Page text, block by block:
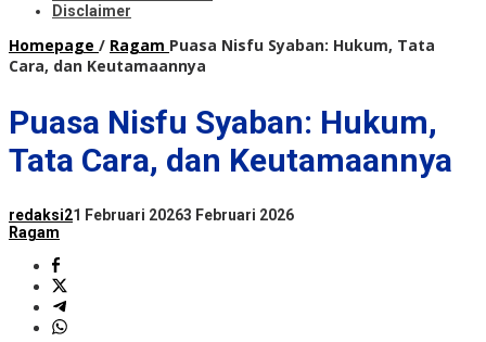
Disclaimer
Homepage / Ragam Puasa Nisfu Syaban: Hukum, Tata
Cara, dan Keutamaannya
Puasa Nisfu Syaban: Hukum,
Tata Cara, dan Keutamaannya
redaksi21 Februari 20263 Februari 2026
Ragam